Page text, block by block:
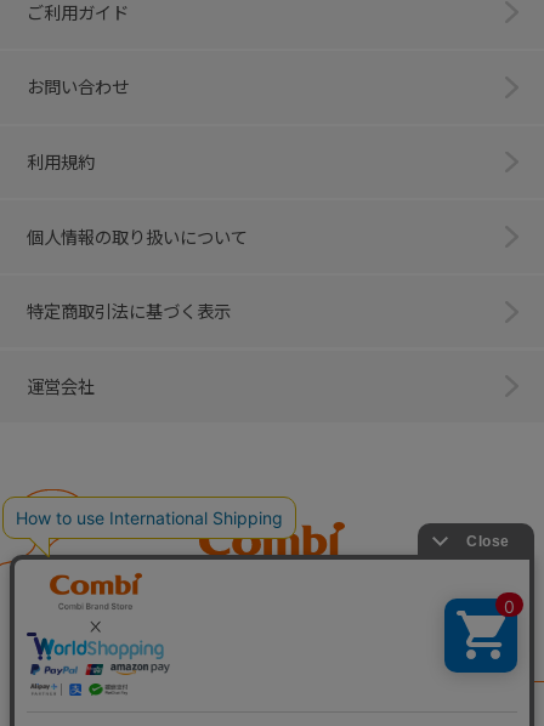
ご利用ガイド
お問い合わせ
利用規約
個人情報の取り扱いについて
特定商取引法に基づく表示
運営会社